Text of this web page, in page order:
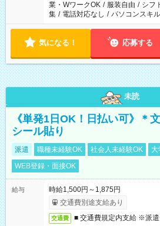
業・WワークOK / 服装自由 / シフ
集 / 電話対応なし / パソコンスキ
気になる！ 応募する
未読
《単発1日OK！日払い可》＊
シール貼り
派遣 職種未経験OK 社会人未経験OK 大
WEB登録・面接OK
給与
時給1,500円～1,875円
交通費別途支給あり
交通費 ■ 交通費規定内支給 ※派